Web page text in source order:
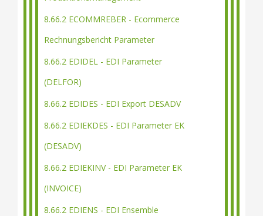
8.66.2 ECOMMREBER - Ecommerce
Rechnungsbericht Parameter
8.66.2 EDIDEL - EDI Parameter
(DELFOR)
8.66.2 EDIDES - EDI Export DESADV
8.66.2 EDIEKDES - EDI Parameter EK
(DESADV)
8.66.2 EDIEKINV - EDI Parameter EK
(INVOICE)
8.66.2 EDIENS - EDI Ensemble